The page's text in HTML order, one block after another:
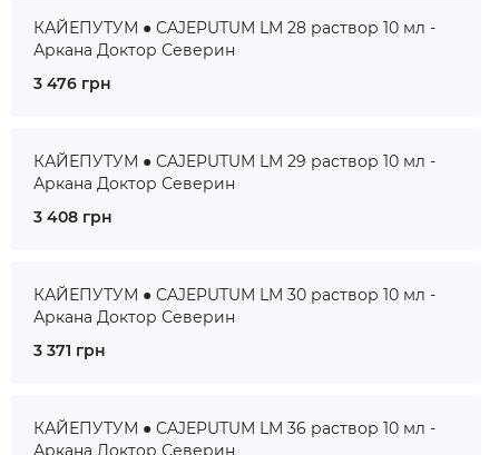
КАЙЕПУТУМ ● CAJEPUTUM LM 28 раствор 10 мл -
Аркана Доктор Северин
3 476 грн
КАЙЕПУТУМ ● CAJEPUTUM LM 29 раствор 10 мл -
Аркана Доктор Северин
3 408 грн
КАЙЕПУТУМ ● CAJEPUTUM LM 30 раствор 10 мл -
Аркана Доктор Северин
3 371 грн
КАЙЕПУТУМ ● CAJEPUTUM LM 36 раствор 10 мл -
Аркана Доктор Северин